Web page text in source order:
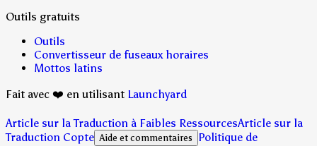
Outils gratuits
Outils
Convertisseur de fuseaux horaires
Mottos latins
Fait avec ❤️ en utilisant Launchyard
Article sur la Traduction à Faibles RessourcesArticle sur la
Traduction Copte Aide et commentaires Politique de